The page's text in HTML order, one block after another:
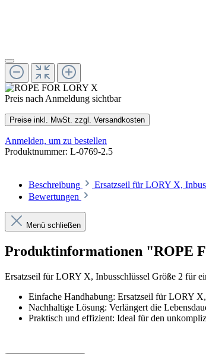
Preis nach Anmeldung sichtbar
Preise inkl. MwSt. zzgl. Versandkosten
Anmelden, um zu bestellen
Produktnummer: L-0769-2.5
Beschreibung Ersatzseil für LORY X,
Bewertungen
Menü schließen
Produktinformationen "ROPE
Ersatzseil für LORY X, Inbusschlüssel Größe 2 für
Einfache Handhabung: Ersatzseil für LORY
Nachhaltige Lösung: Verlängert die
Praktisch und effizient: Ideal für den